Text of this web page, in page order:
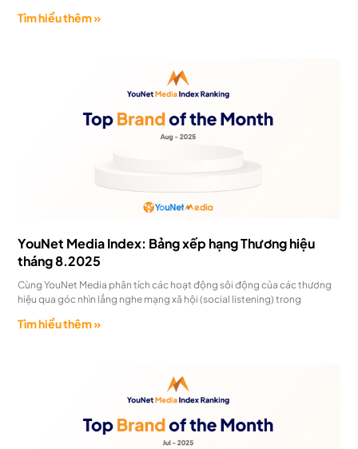
Tìm hiểu thêm »
YouNet Media Index: Bảng xếp hạng Thương hiệu
tháng 8.2025
Cùng YouNet Media phân tích các hoạt động sôi động của các thương
hiệu qua góc nhìn lắng nghe mạng xã hội (social listening) trong
Tìm hiểu thêm »